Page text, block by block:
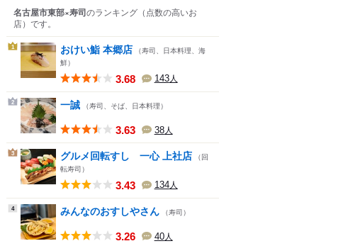
名古屋市東部×寿司のランキング （点数の高いお
店） です。
1 おけい鮨 本郷店 （寿司、日本料理、海
鮮）
3.68 143人
2 一誠 （寿司、そば、日本料理）
3.63 38人
3 グルメ回転すし 一心 上社店 （回
転寿司）
3.43 134人
4 みんなのおすしやさん （寿司）
3.26 40人